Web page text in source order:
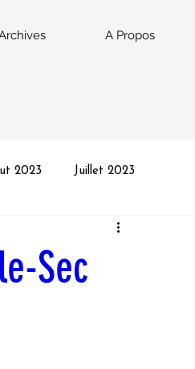
A Propos
2023 Juillet 2023
Septembre 2022
Sec